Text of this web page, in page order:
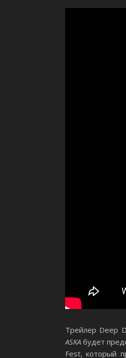
Трейлер Deep
ASKA будет
Fest, который